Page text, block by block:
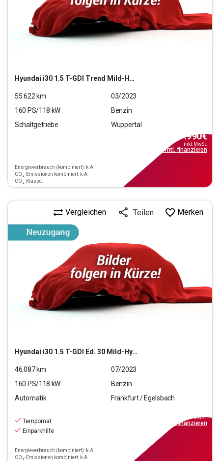
Hyundai i30 1.5 T-GDI Trend Mild-Hybrid (EURO 6d)(OPF)
55.622 km
03/2023
160 PS/118 kW
Benzin
Schaltgetriebe
Wuppertal
Energieverbrauch (kombiniert): k.A.
CO₂-Emissionen kombiniert: k.A.
CO₂-Klasse:
17.990€
inkl.MwSt.
179€mtl. finanzieren
Hyundai i30 1.5 T-GDI Ed. 30 Mild-Hybrid (EURO 6d)(OPF)
Vergleichen Teilen Merken
46.087km
07/2023
160 PS/118 kW
Benzin
Automatik
Frankfurt / Egelsbach
Tempomat
Einparkhilfe
Energieverbrauch (kombiniert): k.A.
CO₂-Emissionen kombiniert: k.A.
inkl.MwSt.
finanzieren